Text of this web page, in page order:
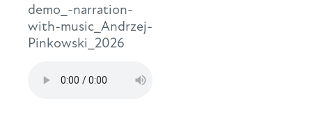
demo_-narration-
with-music_Andrzej-
Pinkowski_2026